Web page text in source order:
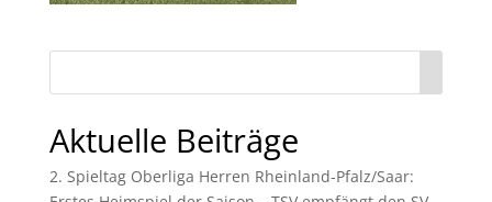
Aktuelle Beiträge
2. Spieltag Oberliga Herren Rheinland-Pfalz/Saar: